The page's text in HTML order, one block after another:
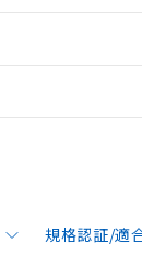
規格認証/適